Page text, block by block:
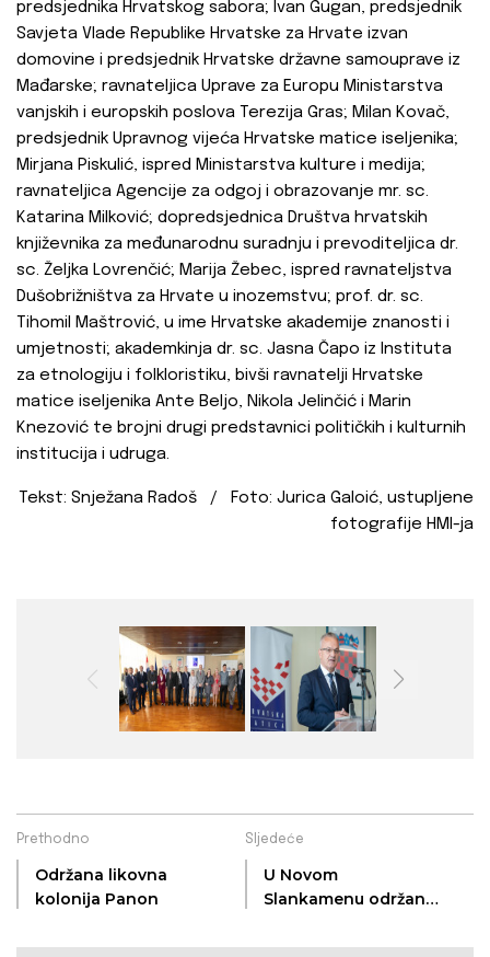
predsjednika Hrvatskog sabora; Ivan Gugan, predsjednik
Savjeta Vlade Republike Hrvatske za Hrvate izvan
domovine i predsjednik Hrvatske državne samouprave iz
Mađarske; ravnateljica Uprave za Europu Ministarstva
vanjskih i europskih poslova Terezija Gras; Milan Kovač,
predsjednik Upravnog vijeća Hrvatske matice iseljenika;
Mirjana Piskulić, ispred Ministarstva kulture i medija;
ravnateljica Agencije za odgoj i obrazovanje mr. sc.
Katarina Milković; dopredsjednica Društva hrvatskih
književnika za međunarodnu suradnju i prevoditeljica dr.
sc. Željka Lovrenčić; Marija Žebec, ispred ravnateljstva
Dušobrižništva za Hrvate u inozemstvu; prof. dr. sc.
Tihomil Maštrović, u ime Hrvatske akademije znanosti i
umjetnosti; akademkinja dr. sc. Jasna Čapo iz Instituta
za etnologiju i folkloristiku, bivši ravnatelji Hrvatske
matice iseljenika Ante Beljo, Nikola Jelinčić i Marin
Knezović te brojni drugi predstavnici političkih i kulturnih
institucija i udruga.
Tekst: Snježana Radoš / Foto: Jurica Galoić, ustupljene
fotografije HMI-ja
Prethodno
Održana likovna
kolonija Panon
Sljedeće
U Novom
Slankamenu održan